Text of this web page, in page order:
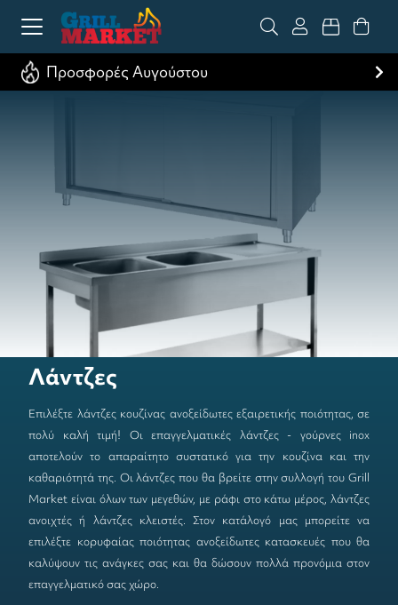
Προσφορές Αυγούστου
Λάντζες
Επιλέξτε λάντζες κουζίνας ανοξείδωτεςεξαιρετικής ποιότητας, σε
πολύ καλή τιμή! Οι επαγγελματικές λάντζες - γούρνες inox
αποτελούν το απαραίτητο συστατικό για την κουζίνα και την
καθαριότητά της. Οι λάντζες που θα βρείτε στην συλλογή του Grill
Market είναι όλων των μεγεθών, με ράφι στο κάτω μέρος, λάντζες
ανοιχτές ή λάντζες κλειστές. Στον κατάλογό μας μπορείτε να
επιλέξτε κορυφαίας ποιότητας ανοξείδωτες κατασκευές που θα
καλύψουν τις ανάγκες σας και θα δώσουν πολλά προνόμια στον
επαγγελματικό σας χώρο.